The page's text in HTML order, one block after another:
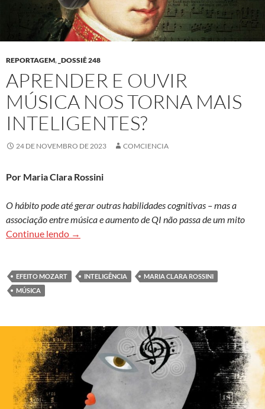
REPORTAGEM, _DOSSIÊ 248
APRENDER E OUVIR
MÚSICA NOS TORNA MAIS
INTELIGENTES?
24 DE NOVEMBRO DE 2023 COMCIENCIA
Por Maria Clara Rossini
O hábito pode até gerar outras habilidades cognitivas – mas a
associação entre música e aumento de QI não passa de um mito
Continue lendo Aprender e ouvir música nos torna mais
→
EFEITO MOZART INTELIGÊNCIA
MARIA CLARA ROSSINI
MÚSICA